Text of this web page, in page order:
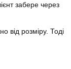
забере через
від розміру. Тоді